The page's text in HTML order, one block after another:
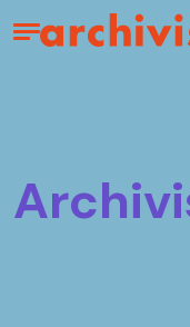
Home page
Apri il menu